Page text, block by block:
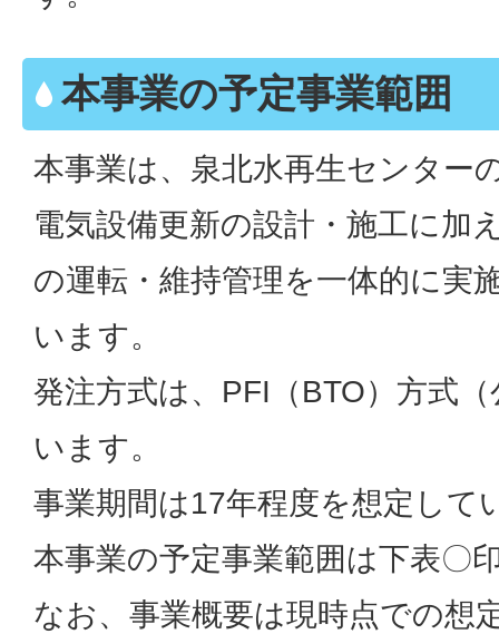
本事業の予定事業範囲
本事業は、泉北水再生センター
電気設備更新の設計・施工に加
の運転・維持管理を一体的に実
います。
発注方式は、PFI（BTO）方式
います。
事業期間は17年程度を想定して
本事業の予定事業範囲は下表〇
なお、事業概要は現時点での想